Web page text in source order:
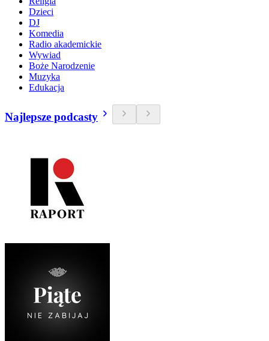
Dzieci
DJ
Komedia
Radio akademickie
Wywiad
Boże Narodzenie
Muzyka
Edukacja
Najlepsze podcasty